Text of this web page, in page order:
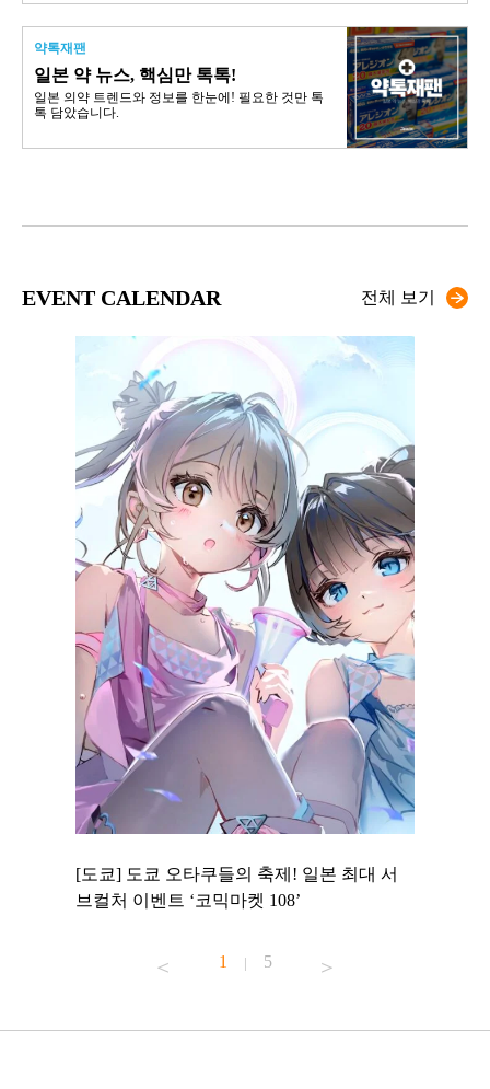
약톡재팬
일본 약 뉴스, 핵심만 톡톡!
일본 의약 트렌드와 정보를 한눈에! 필요한 것만 톡
톡 담았습니다.
EVENT CALENDAR 전체 보기
[도쿄] 도쿄 오타쿠들의 축제! 일본 최대 서
브컬처 이벤트 ‘코믹마켓 108’
1 | 5